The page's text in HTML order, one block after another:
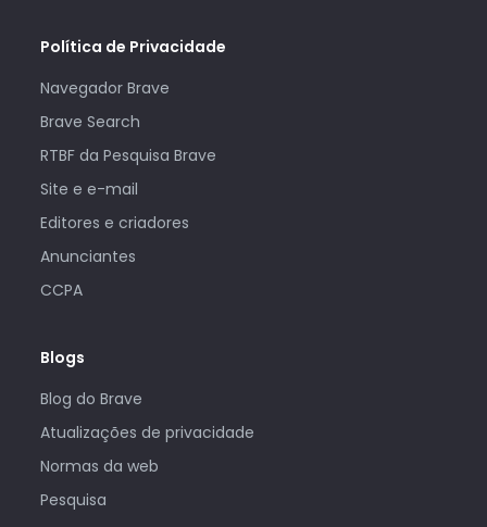
Política de Privacidade
Navegador Brave
Brave Search
RTBF da Pesquisa Brave
Site e e-mail
Editores e criadores
Anunciantes
CCPA
Blogs
Blog do Brave
Atualizações de privacidade
Normas da web
Pesquisa